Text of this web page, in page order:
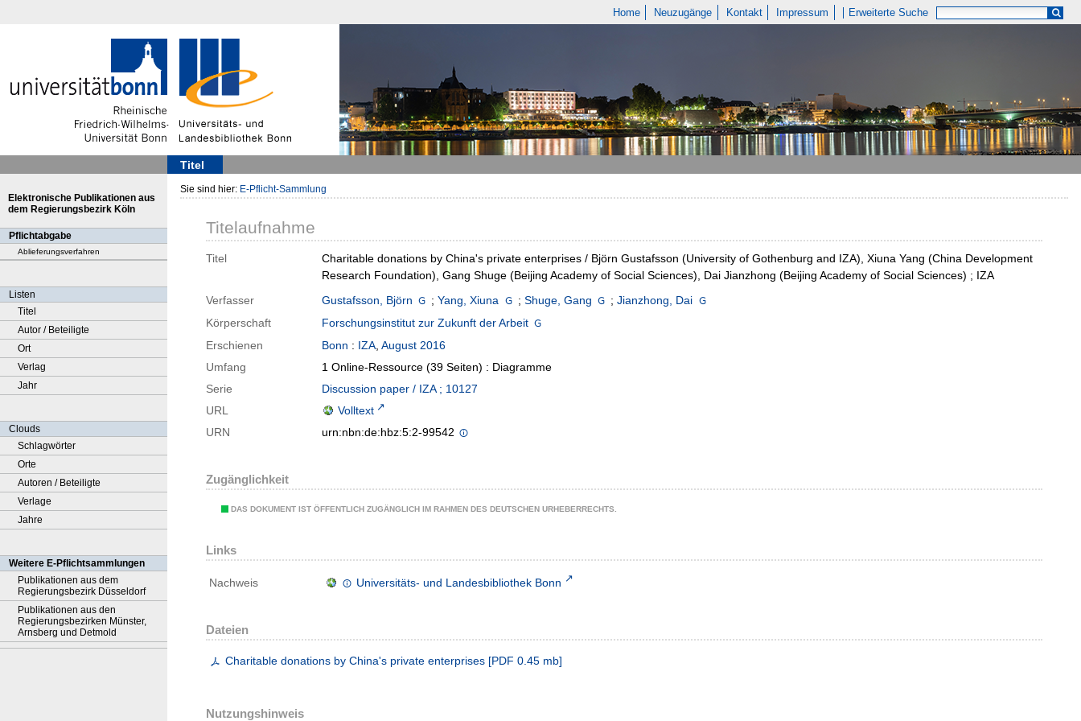
Home Neuzugänge Kontakt Impressum Erweiterte Suche
Titel
Elektronische Publikationen aus
dem Regierungsbezirk Köln
Pflichtabgabe
Ablieferungsverfahren
Listen
Titel
Autor / Beteiligte
Ort
Verlag
Jahr
Clouds
Schlagwörter
Orte
Autoren / Beteiligte
Verlage
Jahre
Weitere E-Pflichtsammlungen
Publikationen aus dem
Regierungsbezirk Düsseldorf
Publikationen aus den
Regierungsbezirken Münster,
Arnsberg und Detmold
Sie sind hier: E-Pflicht-Sammlung
Titelaufnahme
Titel
Charitable donations by China's private enterprises / Björn Gustafsson (University of Gothenburg and IZA), Xiuna Yang (China Development
Research Foundation), Gang Shuge (Beijing Academy of Social Sciences), Dai Jianzhong (Beijing Academy of Social Sciences) ; IZA
Verfasser
Gustafsson, Björn ; Yang, Xiuna ; Shuge, Gang ; Jianzhong, Dai
Körperschaft
Forschungsinstitut zur Zukunft der Arbeit
Erschienen
Bonn : IZA, August 2016
Umfang
1 Online-Ressource (39 Seiten) : Diagramme
Serie
Discussion paper / IZA ; 10127
URL
Volltext
URN
urn:nbn:de:hbz:5:2-99542
Zugänglichkeit
DAS DOKUMENT IST ÖFFENTLICH ZUGÄNGLICH IM RAHMEN DES DEUTSCHEN URHEBERRECHTS.
Links
Nachweis Universitäts- und Landesbibliothek Bonn
Dateien
Charitable donations by China's private enterprises [PDF 0.45 mb]
Nutzungshinweis